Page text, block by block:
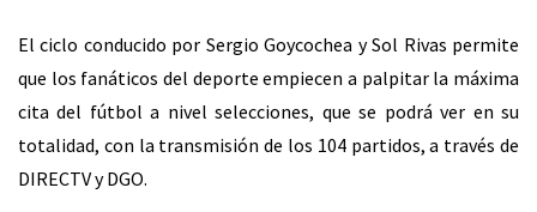
El ciclo conducido por Sergio Goycochea y Sol Rivas permite
que los fanáticos del deporte empiecen a palpitar la máxima
cita del fútbol a nivel selecciones, que se podrá ver en su
totalidad, con la transmisión de los 104 partidos, a través de
DIRECTV y DGO.